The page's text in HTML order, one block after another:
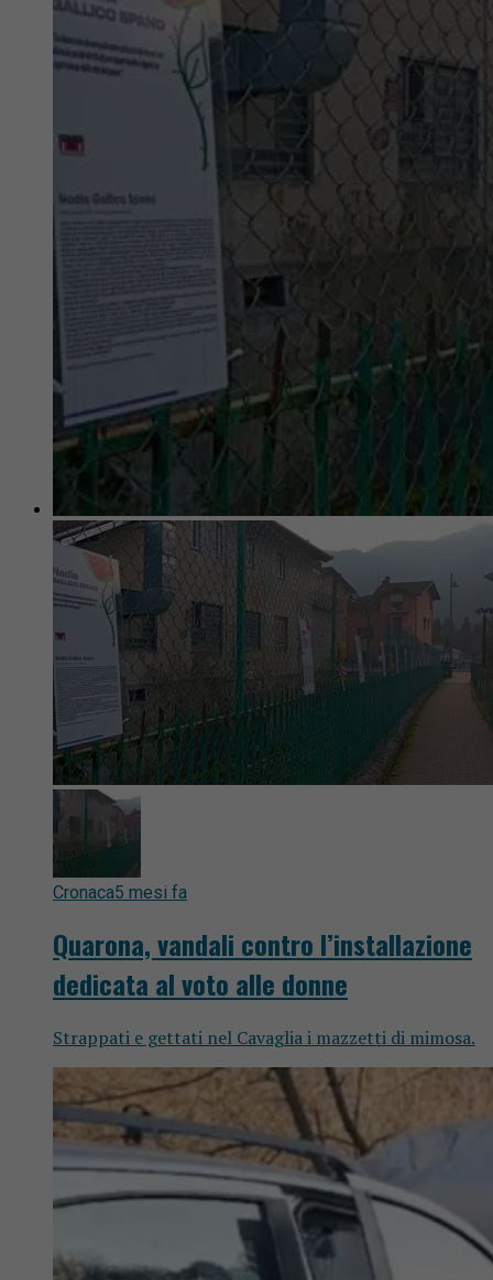
Cronaca5 mesi fa
Quarona, vandali contro l’installazione
dedicata al voto alle donne
Strappati e gettati nel Cavaglia i mazzetti di mimosa.